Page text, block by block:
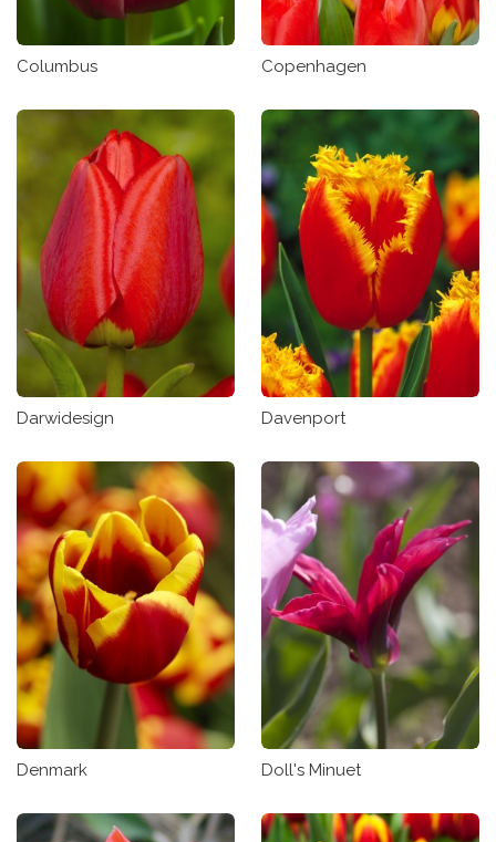
Columbus Copenhagen
Darwidesign Davenport
Denmark Doll's Minuet